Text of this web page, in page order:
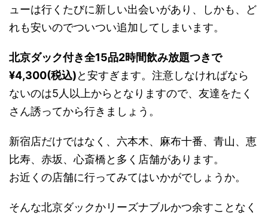
ューは行くたびに新しい出会いがあり、しかも、ど
れも安いのでついつい追加してしまいます。
北京ダック付き全15品2時間飲み放題つきで
¥4,300(税込)と安すぎます。注意しなければなら
ないのは5人以上からとなりますので、友達をたく
さん誘ってから行きましょう。
新宿店だけではなく、六本木、麻布十番、青山、恵
比寿、赤坂、心斎橋と多く店舗があります。
お近くの店舗に行ってみてはいかがでしょうか。
そんな北京ダックかリーズナブルかつ余すことなく